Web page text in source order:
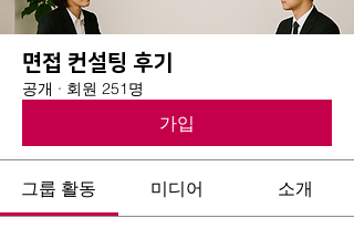
면접 컨설팅 후기
공개 · 회원 251명
가입
그룹 활동 미디어 소개